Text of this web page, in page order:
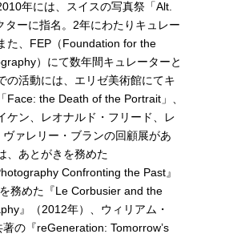
年には、スイスの写真祭「Alt.
ターに指名。2年にわたりキュレー
た、FEP（Foundation for the
）にて数年間キュレーターと
の活動には、エリゼ美術館にてキ
Face: the Death of the Portrait」、
ケン、レオナルド・フリード、レ
ァレリー・ブランの回顧展があ
、あとがきを務めた
Confronting the Past』
務めた『Le Corbusier and the
』（2012年）、ウィリアム・
の『reGeneration: Tomorrow’s